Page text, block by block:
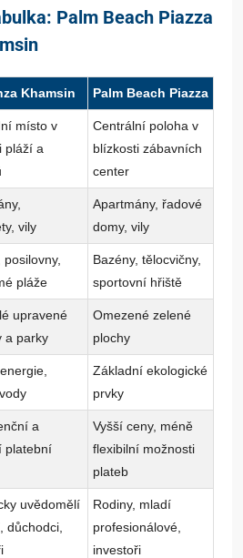
Palm Beach Piazza
Khamsin Palm Beach Piazza
místo v
pláží a
Centrální poloha v
blízkosti zábavních
center
vily
Apartmány, řadové
domy, vily
posilovny,
pláže
Bazény, tělocvičny,
sportovní hřiště
upravené
a parky
Omezené zelené
plochy
Základní ekologické
prvky
a
platební
Vyšší ceny, méně
flexibilní možnosti
plateb
uvědomělí
důchodci,
Rodiny, mladí
profesionálové,
investoři